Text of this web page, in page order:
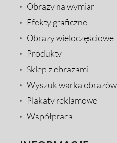
Obrazy na wymiar
Efekty graficzne
Obrazy wieloczęściowe
Produkty
Sklep z obrazami
Wyszukiwarka obrazów
Plakaty reklamowe
Współpraca